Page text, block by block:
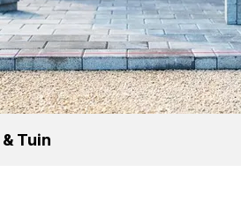
& Tuin